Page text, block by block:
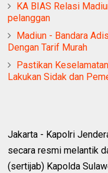
KA BIAS Relasi
pelanggan
Madiun - Bandara
Dengan Tarif Murah
Pastikan
Lakukan Sidak dan
Jakarta - Kapolri
secara resmi melantik
(sertijab) Kapolda